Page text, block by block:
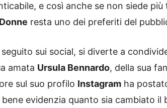
e così anche se non siede
resta uno dei preferiti del
sui social, si diverte a
amata Ursula Bennardo, della sua
sul suo profilo Instagram ha
evidenzia quanto sia cambiato il